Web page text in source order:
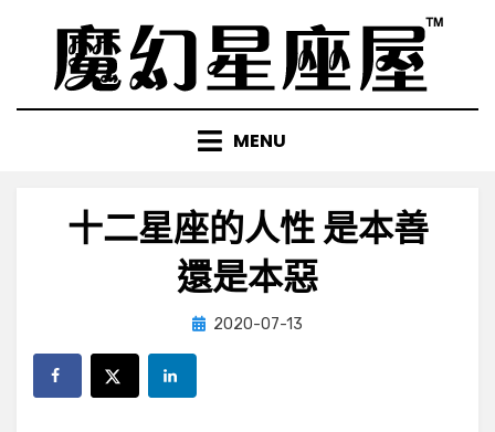
content
MENU
十二星座的人性 是本善
還是本惡
by小編
Posted
2020-07-13